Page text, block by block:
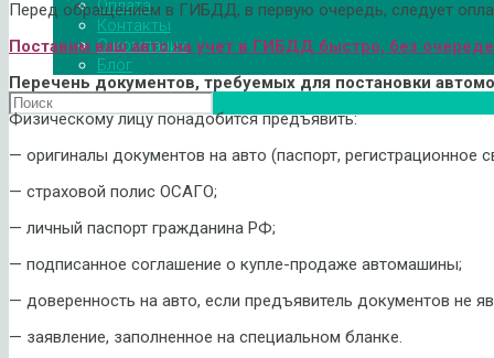
Оплата
Контакты
О компании
Блог
Перед обращением в ГИБДД, в первую очередь, следует
Поставим ваш авто на учет в ГИБДД быстро, без
Перечень документов, требуемых для постановки
Физическому лицу понадобится предъявить:
— оригиналы документов на авто (паспорт, регистрационное
— страховой полис ОСАГО;
— личный паспорт гражданина РФ;
— подписанное соглашение о купле-продаже автомашины;
— доверенность на авто, если предъявитель документов не
— заявление, заполненное на специальном бланке.